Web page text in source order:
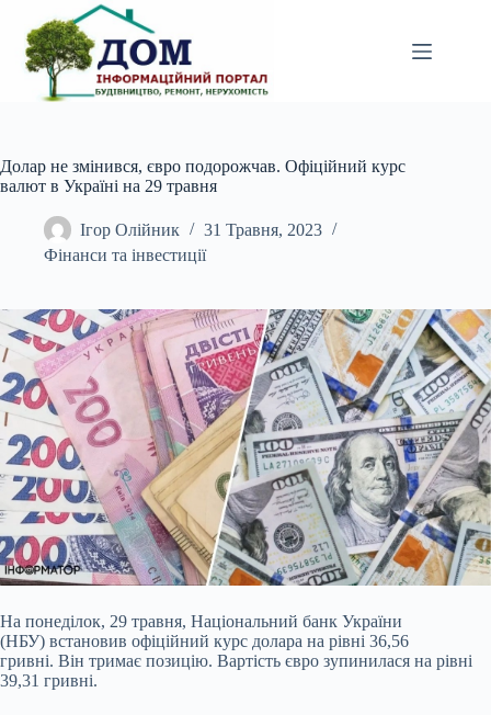
вмісту
Долар не змінився, євро подорожчав. Офіційний курс
валют в Україні на 29 травня
Ігор Олійник
31 Травня, 2023
Фінанси та інвестиції
На понеділок, 29 травня, Національний банк України
(НБУ) встановив офіційний курс долара на рівні 36,56
гривні. Він тримає позицію. Вартість євро зупинилася на рівні
39,31 гривні.